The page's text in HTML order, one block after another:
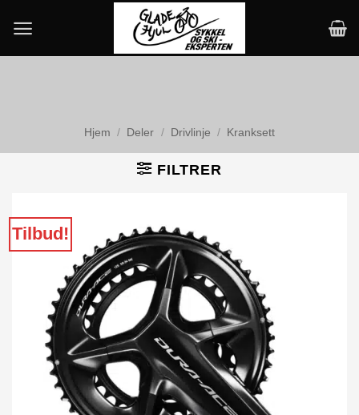
content
Hjem / Deler / Drivlinje / Kranksett
FILTRER
Tilbud!